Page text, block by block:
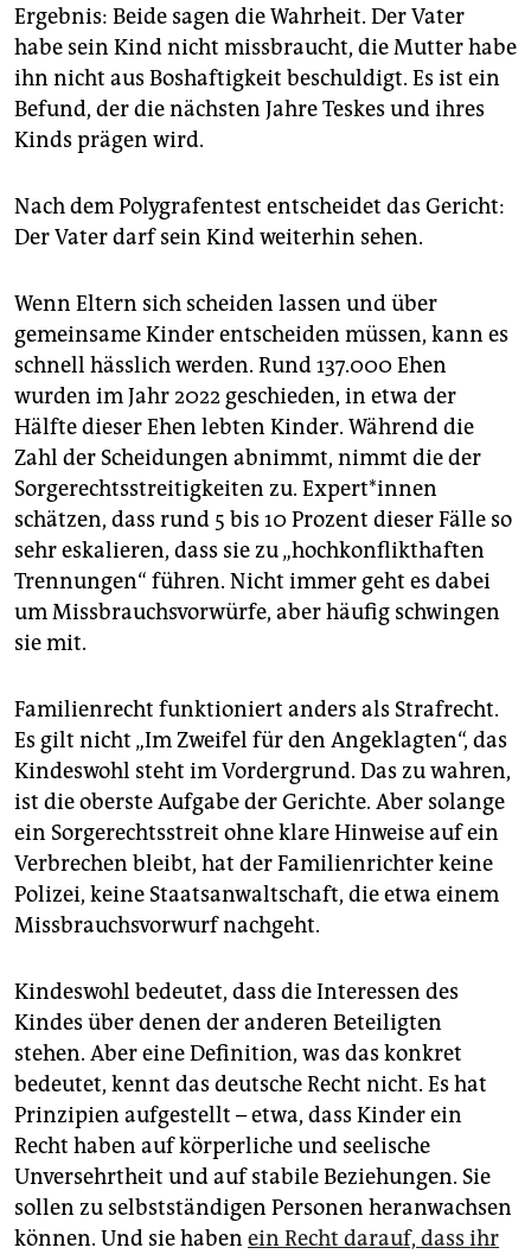
Ergebnis: Beide sagen die Wahrheit. Der Vater
habe sein Kind nicht missbraucht, die Mutter habe
ihn nicht aus Boshaftigkeit beschuldigt. Es ist ein
Befund, der die nächsten Jahre Teskes und ihres
Kinds prägen wird.
Nach dem Polygrafentest entscheidet das Gericht:
Der Vater darf sein Kind weiterhin sehen.
Wenn Eltern sich scheiden lassen und über
gemeinsame Kinder entscheiden müssen, kann es
schnell hässlich werden. Rund 137.000 Ehen
wurden im Jahr 2022 geschieden, in etwa der
Hälfte dieser Ehen lebten Kinder. Während die
Zahl der Scheidungen abnimmt, nimmt die der
Sorgerechtsstreitigkeiten zu. Ex­per­t*in­nen
schätzen, dass rund 5 bis 10 Prozent dieser Fälle so
sehr eskalieren, dass sie zu „hochkonflikthaften
Trennungen“ führen. Nicht immer geht es dabei
um Missbrauchsvorwürfe, aber häufig schwingen
sie mit.
Familienrecht funktioniert anders als Strafrecht.
Es gilt nicht „Im Zweifel für den Angeklagten“, das
Kindeswohl steht im Vordergrund. Das zu wahren,
ist die oberste Aufgabe der Gerichte. Aber solange
ein Sorgerechtsstreit ohne klare Hinweise auf ein
Verbrechen bleibt, hat der Familienrichter keine
Polizei, keine Staatsanwaltschaft, die etwa einem
Missbrauchsvorwurf nachgeht.
Kindeswohl bedeutet, dass die Interessen des
Kindes über denen der anderen Beteiligten
stehen. Aber eine Definition, was das konkret
bedeutet, kennt das deutsche Recht nicht. Es hat
Prinzipien aufgestellt – etwa, dass Kinder ein
Recht haben auf körperliche und seelische
Unversehrtheit und auf stabile Beziehungen. Sie
sollen zu selbstständigen Personen heranwachsen
können. Und sie haben ein Recht darauf, dass ihr